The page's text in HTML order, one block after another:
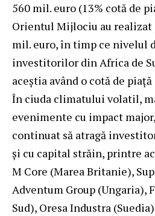
560 mil. euro (13% cotă de
Orientul Mijlociu au realizat
mil. euro, în timp ce nivelul
investitorilor din Africa de
aceștia având o cotă de piață
În ciuda climatului volatil,
evenimente cu impact
continuat să atragă
și cu capital străin, printre
M Core (Marea Britanie),
Adventum Group (Ungaria),
Sud), Oresa Industra